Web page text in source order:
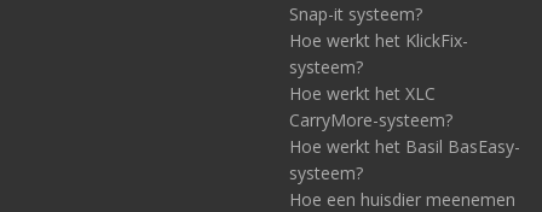
Snap-it systeem?
Hoe werkt het KlickFix-
systeem?
Hoe werkt het XLC
CarryMore-systeem?
Hoe werkt het Basil BasEasy-
systeem?
Hoe een huisdier meenemen